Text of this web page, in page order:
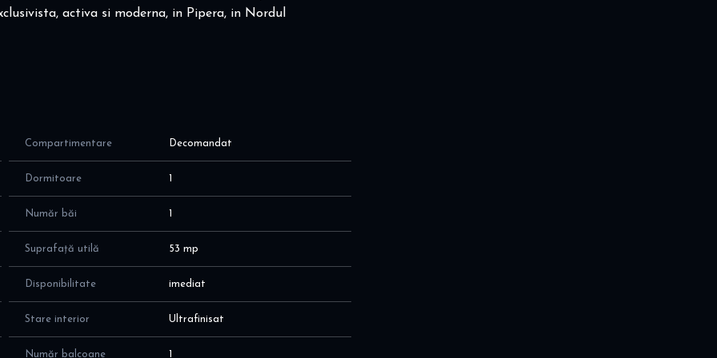
activa si moderna, in Pipera, in Nordul
de 45 mp plus balcon de 4,8 mp, cu un total de 53 mp
fiind unice in zona:
de peste 1,5 km; zone verzi amenajate conform
Compartimentare Decomandat
Dormitoare 1
Număr băi 1
Suprafață utilă 53 mp
Disponibilitate imediat
Stare interior Ultrafinisat
Număr balcoane 1